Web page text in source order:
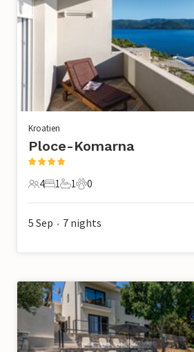
Kroatien
Ploce-Komarna
4 Gäste
4
1 Schlafzimmer
1
1 Badezimmer
1
0 Haustiere
0
5 Sep • 7 nights